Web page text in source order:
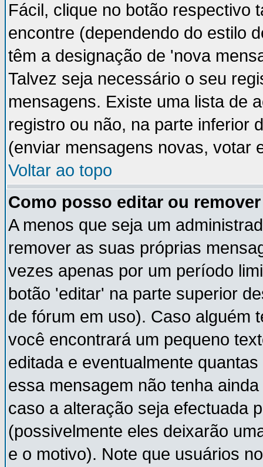
Fácil, clique no botão respectivo
encontre (dependendo do estilo
têm a designação de 'nova
Talvez seja necessário o seu
mensagens. Existe uma lista de
registro ou não, na parte inferior
(enviar mensagens novas, votar
Voltar ao topo
Como posso editar ou
A menos que seja um
remover as suas próprias
vezes apenas por um período
botão 'editar' na parte superior
de fórum em uso). Caso alguém
você encontrará um pequeno
editada e eventualmente
essa mensagem não tenha
caso a alteração seja efectuada
(possivelmente eles deixarão
e o motivo). Note que usuários